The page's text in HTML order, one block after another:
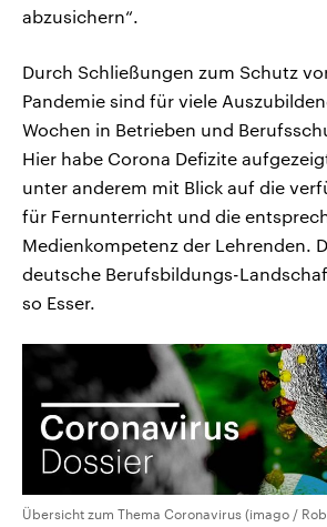
abzusichern“.
Durch Schließungen zum Schutz
Pandemie sind für viele
Wochen in Betrieben und
Hier habe Corona Defizite
unter anderem mit Blick auf die
für Fernunterricht und die
Medienkompetenz der Lehrenden.
deutsche Berufsbildungs-
so Esser.
Übersicht zum Thema Coronavirus (imago /